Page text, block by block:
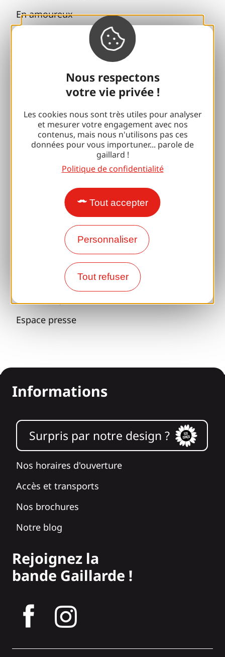
Nous respectons
votre vie privée !
Les cookies nous sont très utiles pour analyser
et mesurer votre engagement avec nos
contenus, mais nous n'utilisons pas ces
données pour vous importuner... parole de
gaillard !
Politique de confidentialité
Tout accepter
Personnaliser
Tout refuser
En amoureux
Accessibilité
Voyager responsable
Retrouvailles et cousinades
Avec mon chien
Toutes les idées séjours
Espace Pro
Accueil de Groupes
Séjours sportifs
Club 100 % Gaillard
Brive 100 % Evénement
Espace presse
Informations
Surpris par notre design ?
Nos horaires d'ouverture
Accès et transports
Nos brochures
Notre blog
Rejoignez la
bande Gaillarde !